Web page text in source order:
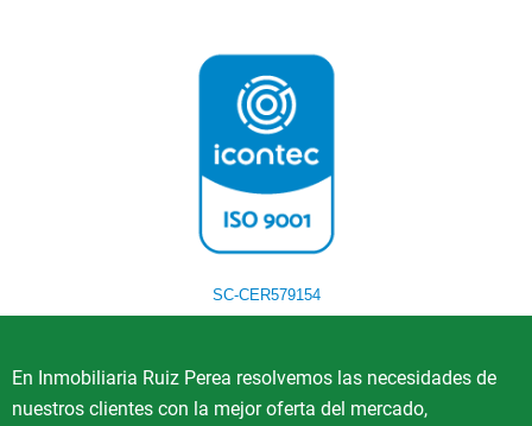
SC-CER579154
En Inmobiliaria Ruiz Perea resolvemos las necesidades de
nuestros clientes con la mejor oferta del mercado,